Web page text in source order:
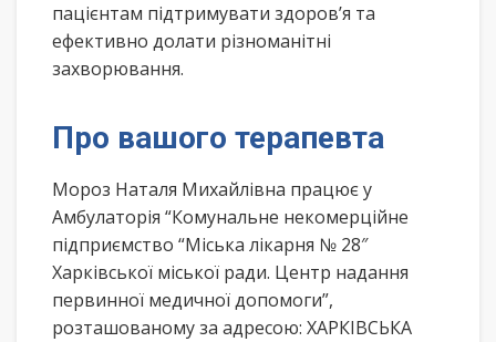
пацієнтам підтримувати здоров’я та
ефективно долати різноманітні
захворювання.
Про вашого терапевта
Мороз Наталя Михайлівна працює у
Амбулаторія “Комунальне некомерційне
підприємство “Міська лікарня № 28″
Харківської міської ради. Центр надання
первинної медичної допомоги”,
розташованому за адресою: ХАРКІВСЬКА